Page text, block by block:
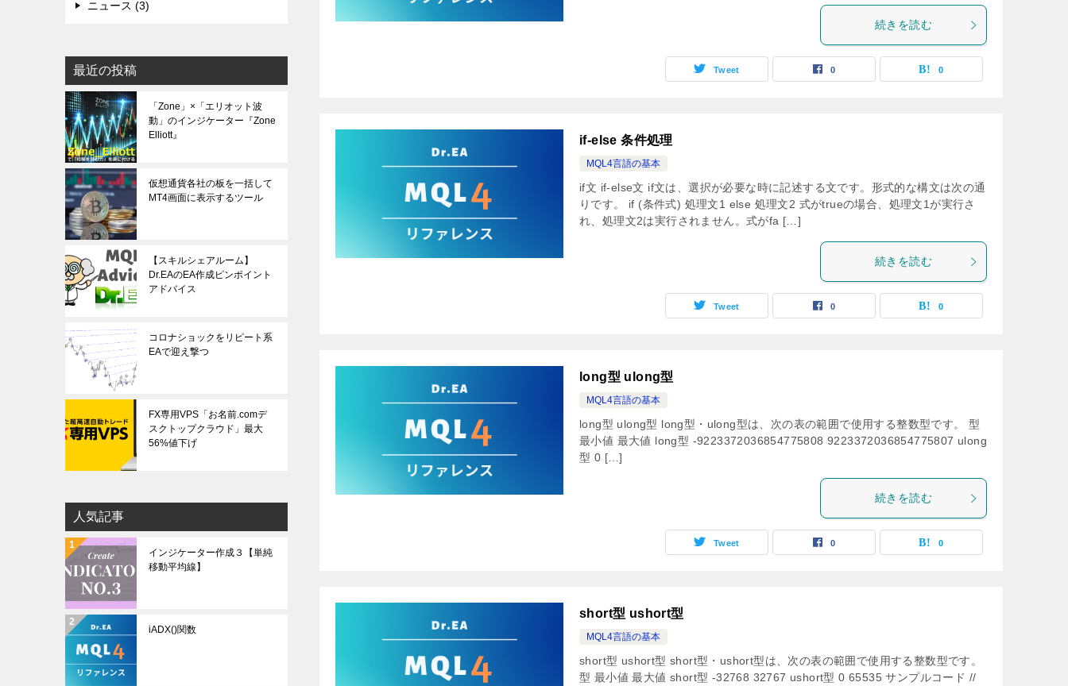
続きを読む
Tweet 0 0
if-else 条件処理
MQL4言語の基本
if文 if-else文 if文は、選択が必要な時に記述する文です。形式的な構文は次の通
りです。 if (条件式) 処理文1 else 処理文2 式がtrueの場合、処理文1が実行さ
れ、処理文2は実行されません。式がfa […]
続きを読む
Tweet 0 0
long型 ulong型
MQL4言語の基本
long型 ulong型 long型・ulong型は、次の表の範囲で使用する整数型です。 型
最小値 最大値 long型 -9223372036854775808 9223372036854775807 ulong
型 0 […]
続きを読む
Tweet 0 0
short型 ushort型
MQL4言語の基本
short型 ushort型 short型・ushort型は、次の表の範囲で使用する整数型です。
型 最小値 最大値 short型 -32768 32767 ushort型 0 65535 サンプルコード //
ニュース (3)
最近の投稿
「Zone」×「エリオット波
動」のインジケーター『Zone
Elliott』
仮想通貨各社の板を一括して
MT4画面に表示するツール
【スキルシェアルーム】
Dr.EAのEA作成ピンポイント
アドバイス
コロナショックをリピート系
EAで迎え撃つ
FX専用VPS「お名前.comデ
スクトップクラウド」最大
56%値下げ
人気記事
インジケーター作成３【単純
移動平均線】
iADX()関数